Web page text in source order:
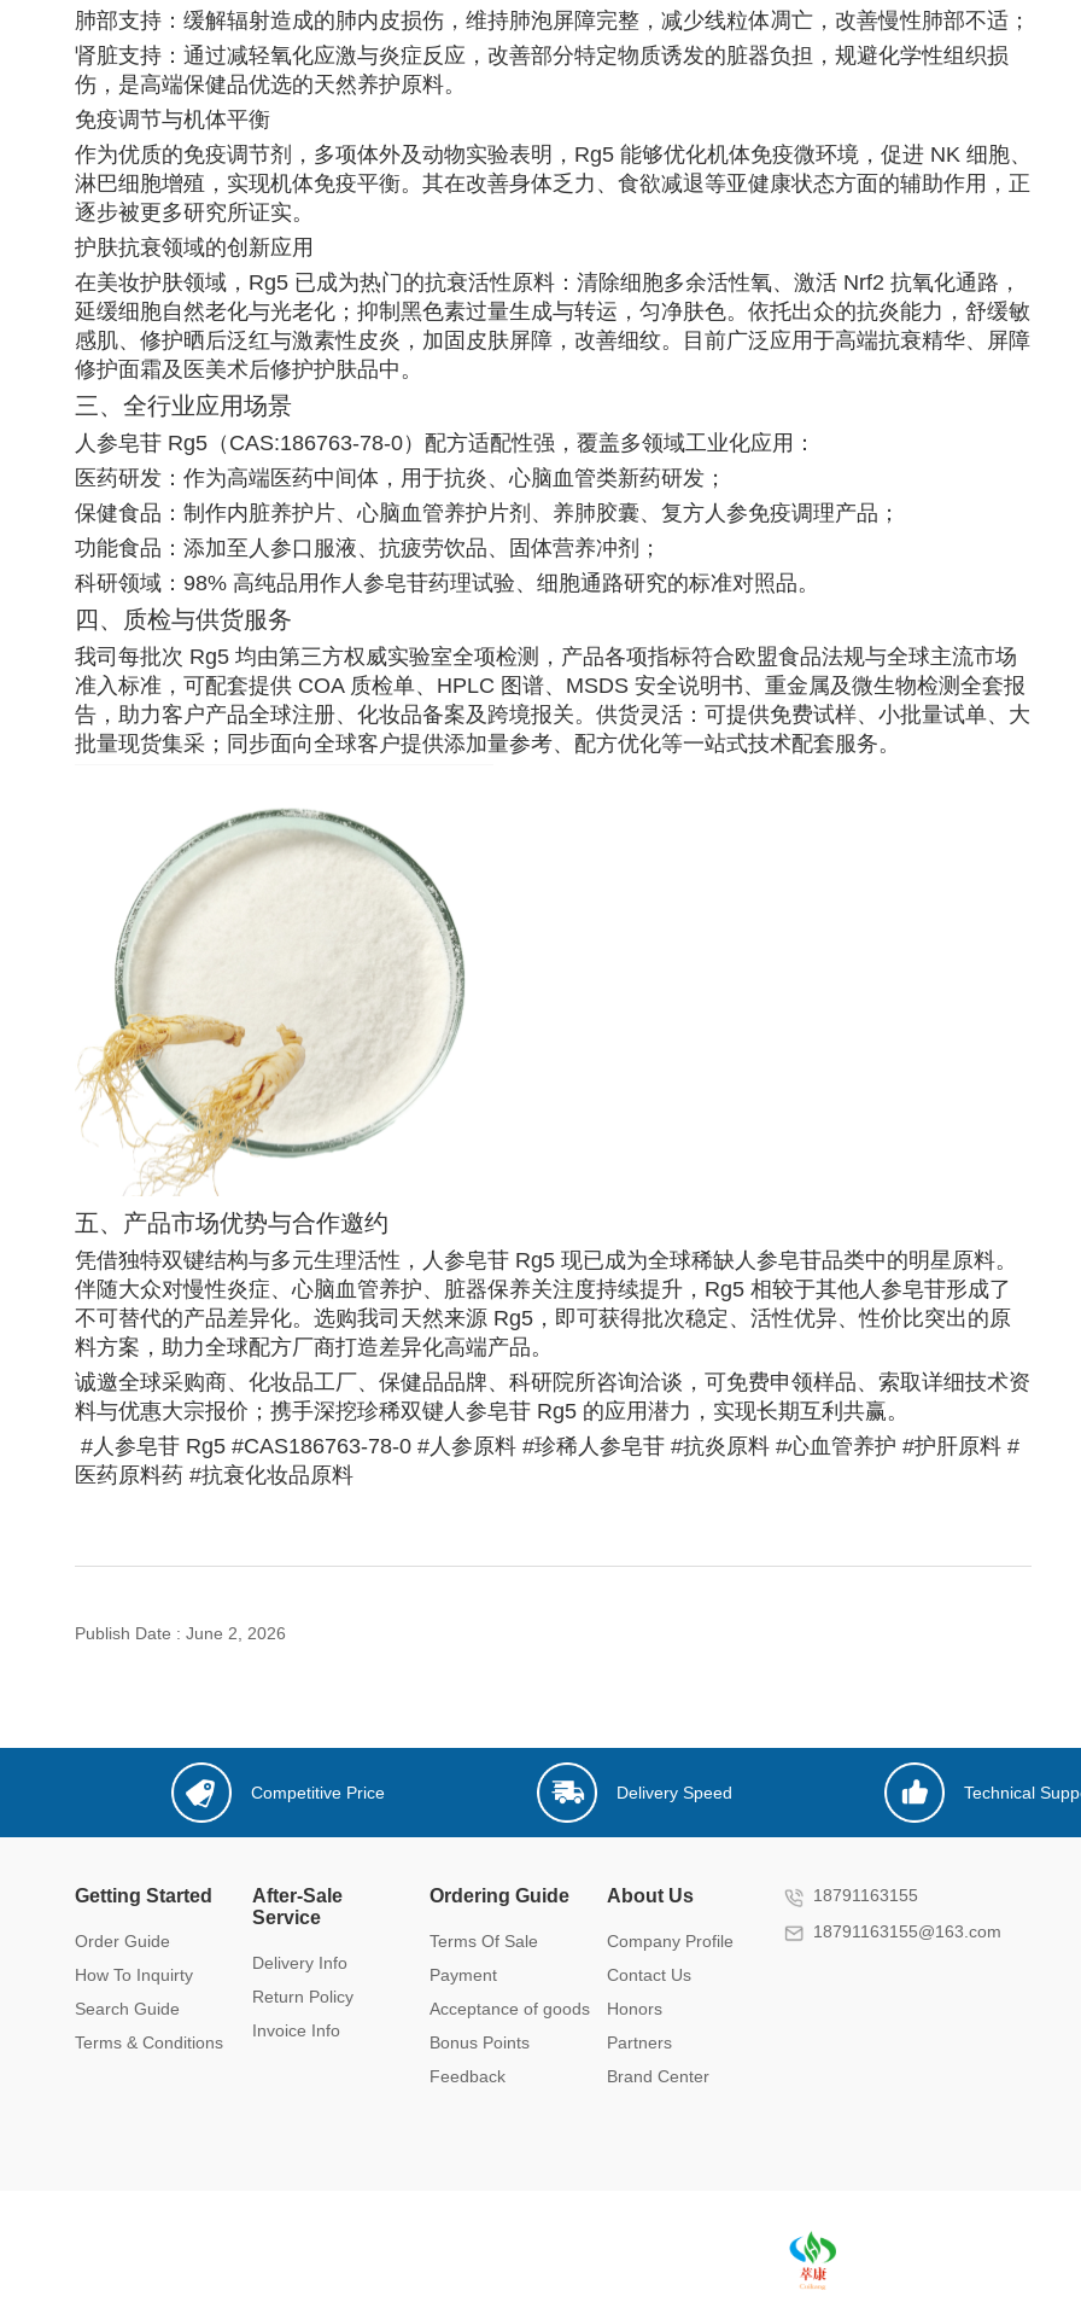
肺部支持：缓解辐射造成的肺内皮损伤，维持肺泡屏障完整，减少线粒体凋亡，改善慢性肺部不适；
肾脏支持：通过减轻氧化应激与炎症反应，改善部分特定物质诱发的脏器负担，规避化学性组织损
伤，是高端保健品优选的天然养护原料。
免疫调节与机体平衡
作为优质的免疫调节剂，多项体外及动物实验表明，Rg5 能够优化机体免疫微环境，促进 NK 细胞、
淋巴细胞增殖，实现机体免疫平衡。其在改善身体乏力、食欲减退等亚健康状态方面的辅助作用，正
逐步被更多研究所证实。
护肤抗衰领域的创新应用
在美妆护肤领域，Rg5 已成为热门的抗衰活性原料：清除细胞多余活性氧、激活 Nrf2 抗氧化通路，
延缓细胞自然老化与光老化；抑制黑色素过量生成与转运，匀净肤色。依托出众的抗炎能力，舒缓敏
感肌、修护晒后泛红与激素性皮炎，加固皮肤屏障，改善细纹。目前广泛应用于高端抗衰精华、屏障
修护面霜及医美术后修护护肤品中。
三、全行业应用场景
人参皂苷 Rg5（CAS:186763-78-0）配方适配性强，覆盖多领域工业化应用：
医药研发：作为高端医药中间体，用于抗炎、心脑血管类新药研发；
保健食品：制作内脏养护片、心脑血管养护片剂、养肺胶囊、复方人参免疫调理产品；
功能食品：添加至人参口服液、抗疲劳饮品、固体营养冲剂；
科研领域：98% 高纯品用作人参皂苷药理试验、细胞通路研究的标准对照品。
四、质检与供货服务
我司每批次 Rg5 均由第三方权威实验室全项检测，产品各项指标符合欧盟食品法规与全球主流市场
准入标准，可配套提供 COA 质检单、HPLC 图谱、MSDS 安全说明书、重金属及微生物检测全套报
告，助力客户产品全球注册、化妆品备案及跨境报关。供货灵活：可提供免费试样、小批量试单、大
批量现货集采；同步面向全球客户提供添加量参考、配方优化等一站式技术配套服务。
五、产品市场优势与合作邀约
凭借独特双键结构与多元生理活性，人参皂苷 Rg5 现已成为全球稀缺人参皂苷品类中的明星原料。
伴随大众对慢性炎症、心脑血管养护、脏器保养关注度持续提升，Rg5 相较于其他人参皂苷形成了
不可替代的产品差异化。选购我司天然来源 Rg5，即可获得批次稳定、活性优异、性价比突出的原
料方案，助力全球配方厂商打造差异化高端产品。
诚邀全球采购商、化妆品工厂、保健品品牌、科研院所咨询洽谈，可免费申领样品、索取详细技术资
料与优惠大宗报价；携手深挖珍稀双键人参皂苷 Rg5 的应用潜力，实现长期互利共赢。
#人参皂苷 Rg5 #CAS186763-78-0 #人参原料 #珍稀人参皂苷 #抗炎原料 #心血管养护 #护肝原料 #
医药原料药 #抗衰化妆品原料
Publish Date : June 2, 2026
Competitive Price Delivery Speed Technical
Getting Started
Order Guide
How To Inquirty
Search Guide
Terms & Conditions
After-Sale
Service
Delivery Info
Return Policy
Invoice Info
Ordering Guide
Terms Of Sale
Payment
Acceptance of goods
Bonus Points
Feedback
About Us
Company Profile
Contact Us
Honors
Partners
Brand Center
18791163155
18791163155@163.com